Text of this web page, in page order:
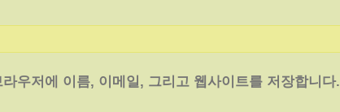
우저에 이름, 이메일, 그리고 웹사이트를 저장합니다.